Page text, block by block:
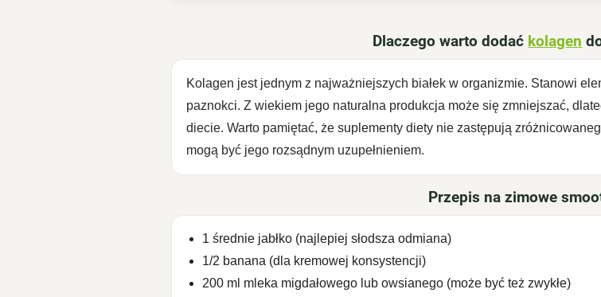
Dlaczego warto dodać kolagen
Kolagen jest jednym z najważniejszych białek w organizmie. Stanowi
paznokci. Z wiekiem jego naturalna produkcja może się zmniejszać,
diecie. Warto pamiętać, że suplementy diety nie zastępują
mogą być jego rozsądnym uzupełnieniem.
Przepis na zimowe
1 średnie jabłko (najlepiej słodsza odmiana)
1/2 banana (dla kremowej konsystencji)
200 ml mleka migdałowego lub owsianego (może być też zwykłe)